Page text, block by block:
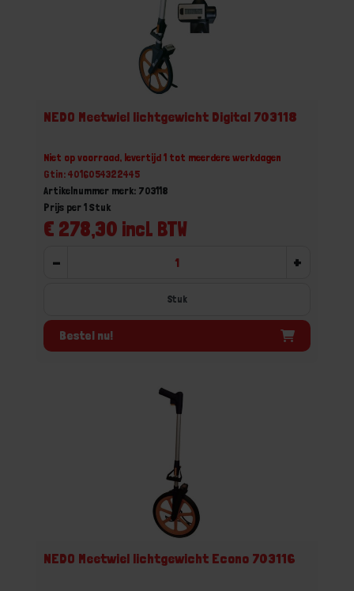
NEDO Meetwiel lichtgewicht Digital 703118
Niet op voorraad, levertijd 1 tot meerdere werkdagen
Gtin: 4016054322445
Artikelnummer merk: 703118
€ 278,30 incl. BTW
Prijs per 1 Stuk
- +
Stuk
Bestel nu!
NEDO Meetwiel lichtgewicht Econo 703116